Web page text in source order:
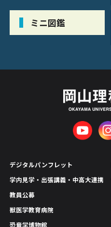
ミニ図鑑
デジタルパンフレット
学内見学・出張講義・中高大連携
教員公募
獣医学教育病院
恐竜学博物館